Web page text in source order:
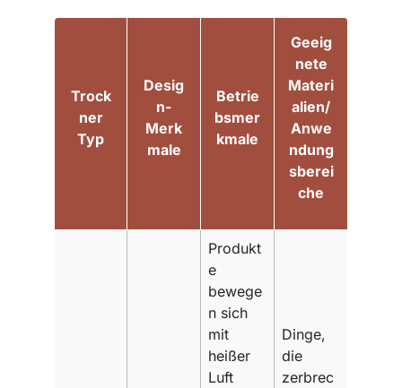
Trock
ner
Typ
Desig
n-
Merk
male
Betrie
bsmer
kmale
Geeig
nete
Materi
alien/
Anwe
ndung
sberei
che
Produkt
e
bewege
n sich
mit
heißer
Luft
Dinge,
die
zerbrec